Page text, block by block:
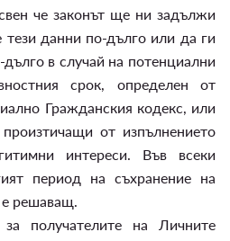
че законът ще ни задължи
тези данни по-дълго или да ги
в случай на потенциални
срок, определен от
Гражданския кодекс, или
от изпълнението
интереси. Във всеки
период на съхранение на
решаващ.
получателите на Личните